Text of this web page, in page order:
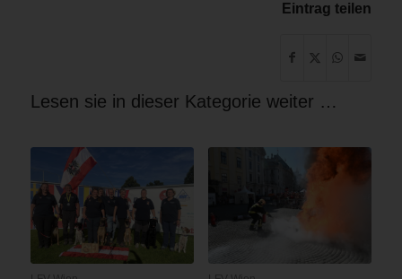
Eintrag teilen
Lesen sie in dieser Kategorie weiter …